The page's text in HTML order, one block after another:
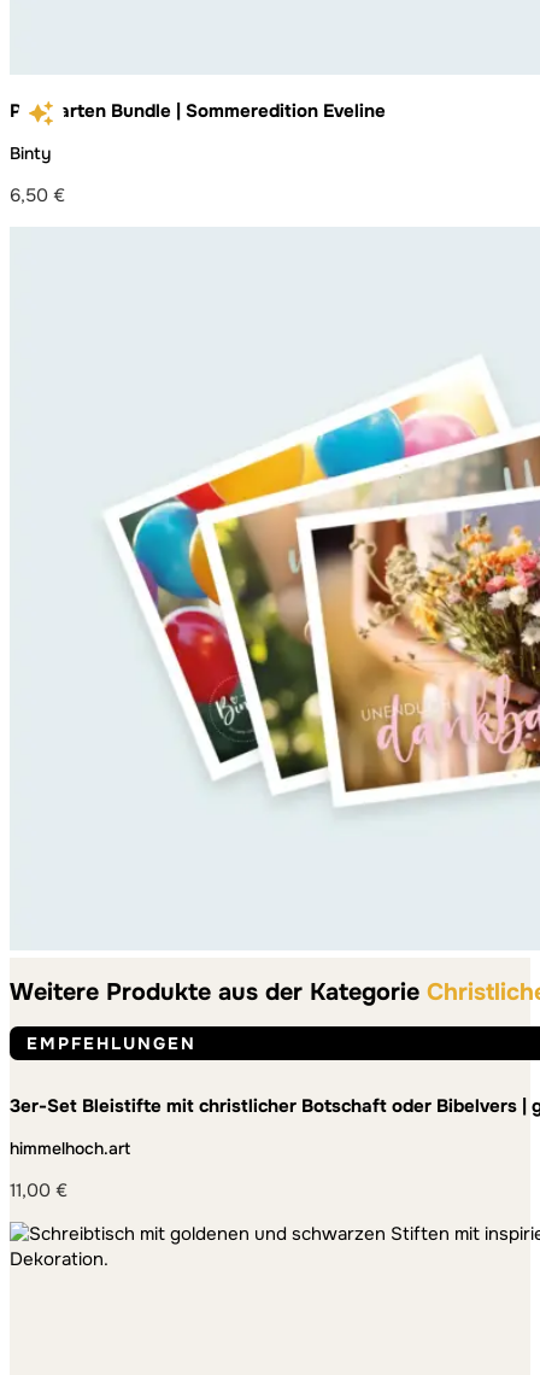
Postkarten Bundle | Sommeredition Eveline
Binty
6,50 €
Weitere Produkte aus der Kategorie
EMPFEHLUNGEN
3er-Set Bleistifte mit christlicher Botschaft oder Bibelvers |
himmelhoch.art
11,00 €